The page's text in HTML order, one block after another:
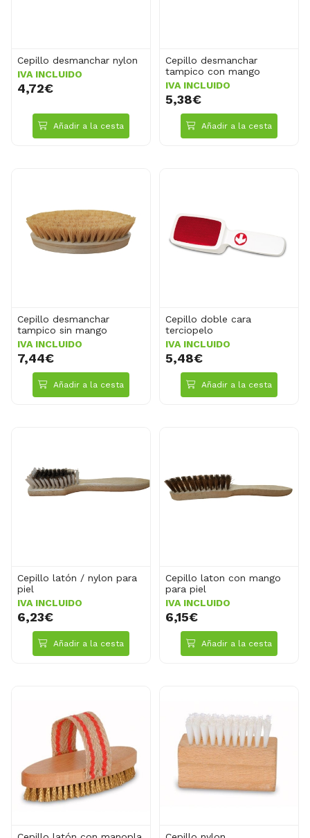
Cepillo desmanchar nylon
IVA INCLUIDO
4,72€
Añadir a la cesta
Cepillo desmanchar
tampico con mango
IVA INCLUIDO
5,38€
Añadir a la cesta
Cepillo desmanchar
tampico sin mango
IVA INCLUIDO
7,44€
Añadir a la cesta
Cepillo doble cara
terciopelo
IVA INCLUIDO
5,48€
Añadir a la cesta
Cepillo latón / nylon para
piel
IVA INCLUIDO
6,23€
Añadir a la cesta
Cepillo laton con mango
para piel
IVA INCLUIDO
6,15€
Añadir a la cesta